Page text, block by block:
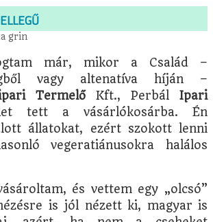
grin
már, mikor a Család –
vagy altenatíva híján –
TermelőKft., PerbálIpari
tett a vásárlókosárba. Én
állatokat, ezért szokott lenni
vegeratiánusokra halálos
és vettem egy „olcsó”
is jól nézett ki, magyar is